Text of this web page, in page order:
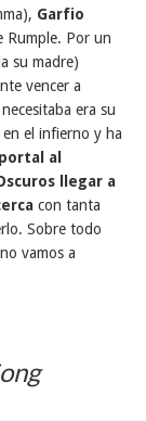
Garfio
Rumple. Por un
su madre)
vencer a
era su
el infierno y ha
al
llegar a
con tanta
Sobre todo
vamos a